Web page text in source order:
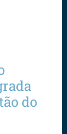
do